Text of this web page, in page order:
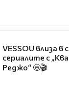
VESSOU влиза в
сериалите с
Реджо“ 🤩🎬